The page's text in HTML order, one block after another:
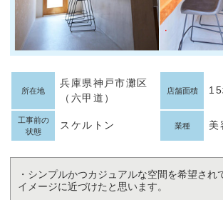
所在地
兵庫県神戸市灘区
（六甲道）
店舗面積
工事前の
状態
スケルトン 業種 美
・シンプルかつカジュアルな空間を希望され
イメージに近づけたと思います。